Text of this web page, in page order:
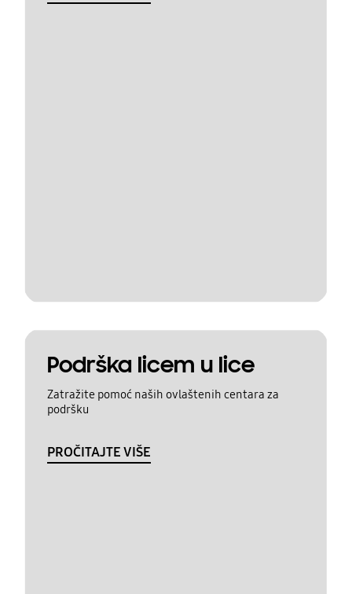
Podrška licem u lice
Zatražite pomoć naših ovlaštenih centara za
podršku
PROČITAJTE VIŠE